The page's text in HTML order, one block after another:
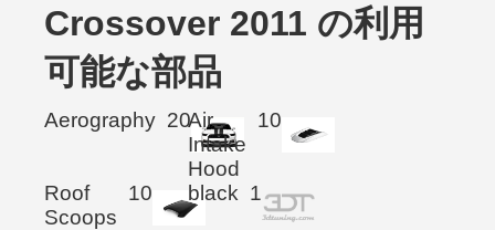
Crossover 2011 の利用
可能な部品
Aerography 20Air
Intake
Hood
10
Roof
Scoops
10 black 1